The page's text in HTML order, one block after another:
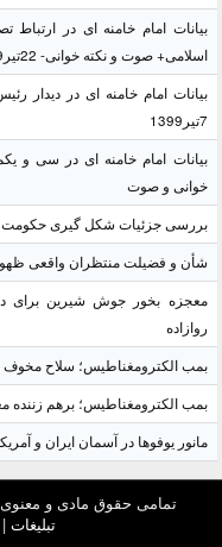
بیانات امام خامنه ای در ارتباط
اسلامی+ صوت و نکته خوانی- 22تیر99
بیانات امام خامنه ای در دیدار
7تیر1399
بیانات امام خامنه ای در سی و
خوانی و صوت
بررسی جزئیات شکل گیری حکومت
شأن و فضیلت منتظران واقعی
معجزه بخور جوش شیرین برای
روازاده
بمب الکترومغناطیس؛ سلاح مخوف
بمب الکترومغناطیس؛ برهم زننده
مانور یوفوها در آسمان ایران و
تمامی حقوق مادی و معنوی
تبلیغات |